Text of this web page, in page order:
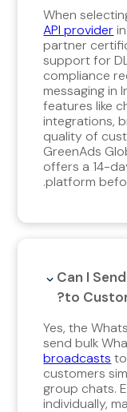
When
API provider
partner
support for
compliance
messaging in
features like
integrations,
quality of
GreenAds
offers a 14-
platform
Can I
to
Yes, the
send bulk
broadcasts
customers
group chats.
individually,